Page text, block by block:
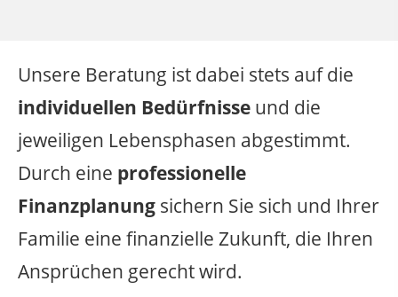
Unsere Beratung ist dabei stets auf die
individuellen Bedürfnisse und die
jeweiligen Lebensphasen abgestimmt.
Durch eine professionelle
Finanzplanung sichern Sie sich und Ihrer
Familie eine finanzielle Zukunft, die Ihren
Ansprüchen gerecht wird.